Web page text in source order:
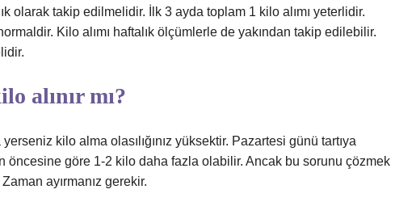
olarak takip edilmelidir. İlk 3 ayda toplam 1 kilo alımı yeterlidir.
Kilo alımı haftalık ölçümlerle de yakından takip edilebilir.
alınır mı?
kilo alma olasılığınız yüksektir. Pazartesi günü tartıya
öncesine göre 1-2 kilo daha fazla olabilir. Ancak bu sorunu çözmek
ayırmanız gerekir.